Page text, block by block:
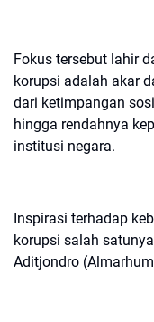
Fokus tersebut lahir
korupsi adalah akar
dari ketimpangan
hingga rendahnya
institusi negara.
Inspirasi terhadap
korupsi salah
Aditjondro